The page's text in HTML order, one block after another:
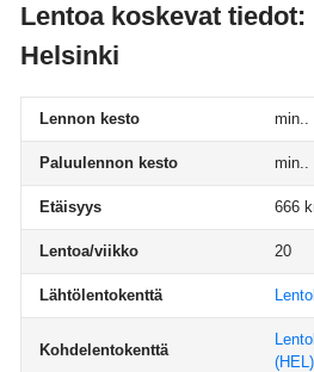
Lentoa koskevat tiedot:
Helsinki
Lennon kesto min..
Paluulennon kesto min..
Etäisyys 666
Lentoa/viikko 20
Lähtölentokenttä
Kohdelentokenttä
(HEL)